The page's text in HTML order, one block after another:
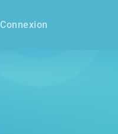
Connexion